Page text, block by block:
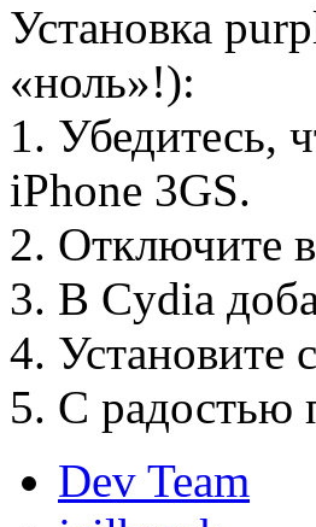
Установка
«ноль»!):
1. Убедитесь,
iPhone 3GS.
2. Отключите
3. В Cydia
4. Установите
5. С радостью
Dev Team